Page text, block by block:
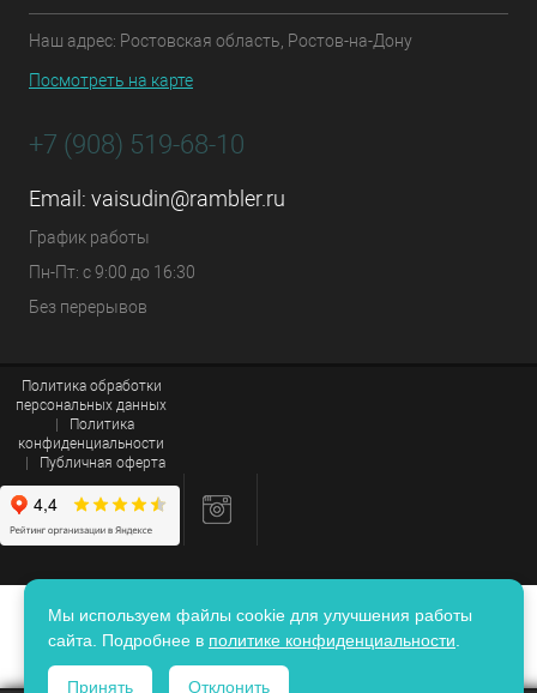
Мы используем файлы cookie для улучшения работы
сайта. Подробнее в политике конфиденциальности
Принять Отклонить
Наш адрес: Ростовская область, Ростов-на-Дону
Посмотреть на карте
+7 (908) 519-68-10
Email: vaisudin@rambler.ru
График работы
Пн-Пт: с 9:00 до 16:30
Без перерывов
Политика обработки
персональных данных
Политика
конфиденциальности
Публичная оферта